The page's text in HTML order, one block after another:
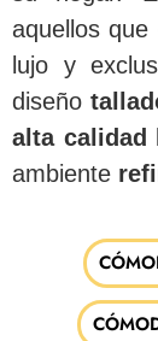
aquellos
lujo y
diseño
alta calidad
ambiente